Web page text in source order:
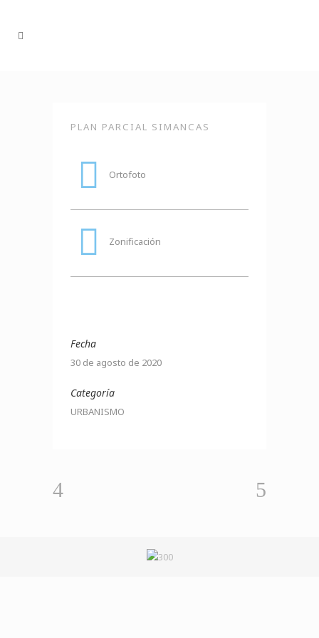
PLAN PARCIAL SIMANCAS
Ortofoto
Zonificación
Fecha
30 de agosto de 2020
Categoría
URBANISMO